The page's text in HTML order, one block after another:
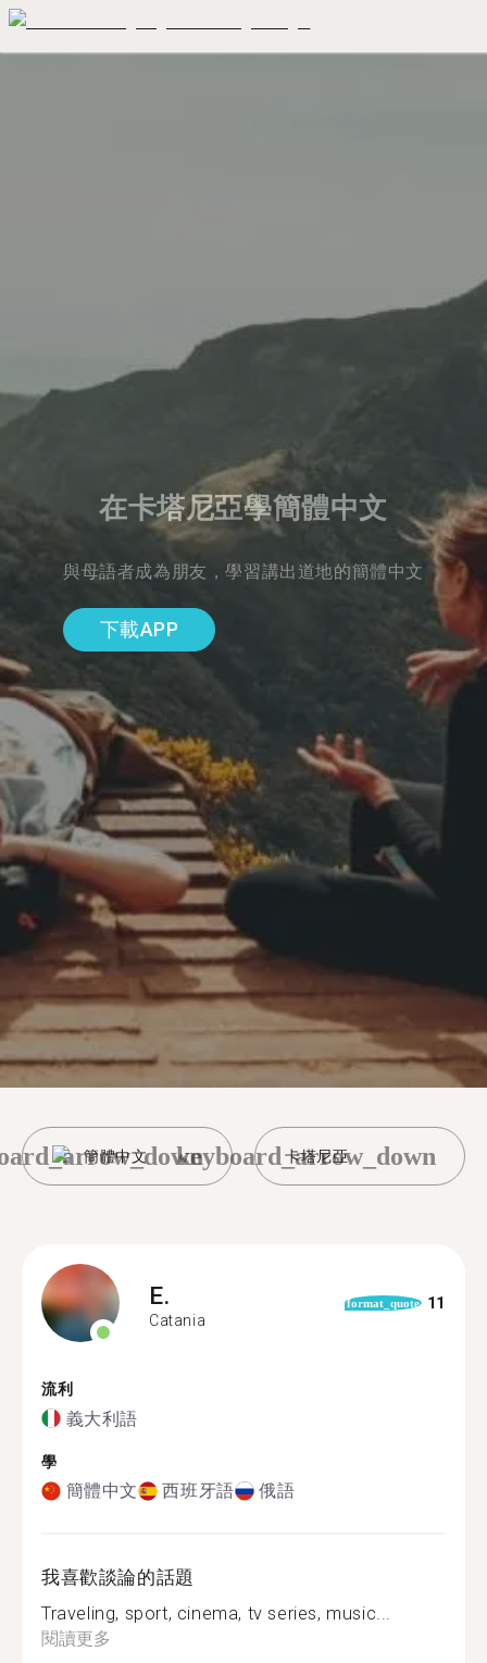
在卡塔尼亞學簡體中文
與母語者成為朋友，學習講出道地的簡體中文
下載APP
簡體中文 卡塔尼亞
keyboard_arrow_down
E.
Catania
format_quote 11
流利
義大利語
學
簡體中文 西班牙語 俄語
我喜歡談論的話題
Traveling, sport, cinema, tv series, music...
閱讀更多